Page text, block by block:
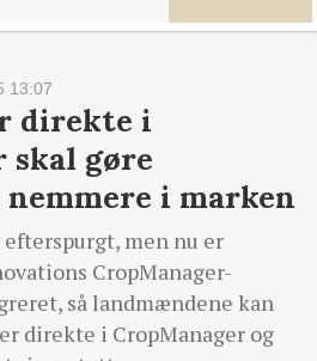
13:07
direkte i
skal gøre
i marken
men nu er
CropManager-
så landmændene kan
direkte i CropManager og